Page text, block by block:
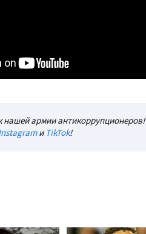
нашей армии
иTikTok!